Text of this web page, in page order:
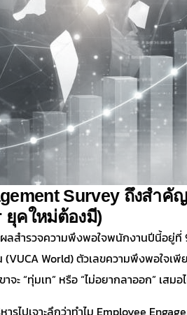
Survey ถึงสำคั
ยุคใหม่ต้องมี)
ลสำรวจความพึงพอใจพนักงานปีนี้อยู่ที่
World) ตัวเลขความพึงพอใจเ
จะ “ทุ่มเท” หรือ “ไม่อยากลาออก” เสมอ